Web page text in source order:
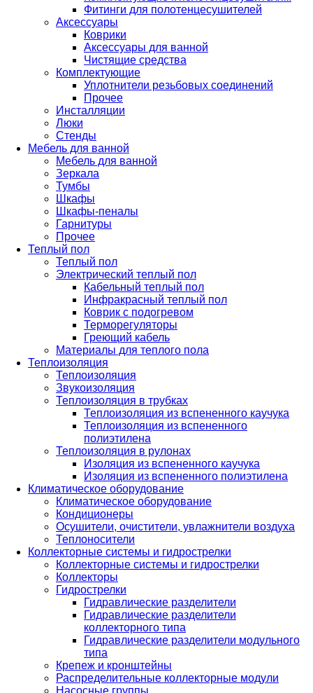
Фитинги для полотенцесушителей
Аксессуары
Коврики
Аксессуары для ванной
Чистящие средства
Комплектующие
Уплотнители резьбовых соединений
Прочее
Инсталляции
Люки
Стенды
Мебель для ванной
Мебель для ванной
Зеркала
Тумбы
Шкафы
Шкафы-пеналы
Гарнитуры
Прочее
Теплый пол
Теплый пол
Электрический теплый пол
Кабельный теплый пол
Инфракрасный теплый пол
Коврик с подогревом
Терморегуляторы
Греющий кабель
Материалы для теплого пола
Теплоизоляция
Теплоизоляция
Звукоизоляция
Теплоизоляция в трубках
Теплоизоляция из вспененного каучука
Теплоизоляция из вспененного
полиэтилена
Теплоизоляция в рулонах
Изоляция из вспененного каучука
Изоляция из вспененного полиэтилена
Климатическое оборудование
Климатическое оборудование
Кондиционеры
Осушители, очистители, увлажнители воздуха
Теплоносители
Коллекторные системы и гидрострелки
Коллекторные системы и гидрострелки
Коллекторы
Гидрострелки
Гидравлические разделители
Гидравлические разделители
коллекторного типа
Гидравлические разделители модульного
типа
Крепеж и кронштейны
Распределительные коллекторные модули